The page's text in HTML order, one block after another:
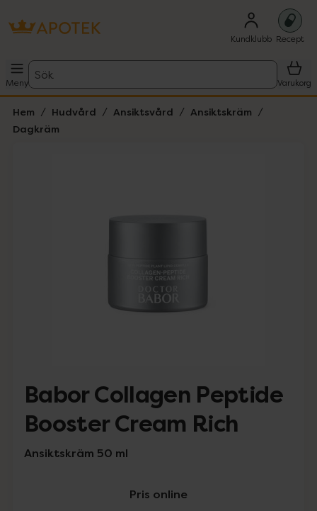
Kundklubb Recept
Meny
Sök
Varukorg
Hem Hudvård Ansiktsvård
Ansiktskräm
Dagkräm
Babor Collagen Peptide
Booster Cream Rich
Ansiktskräm 50 ml
Pris online